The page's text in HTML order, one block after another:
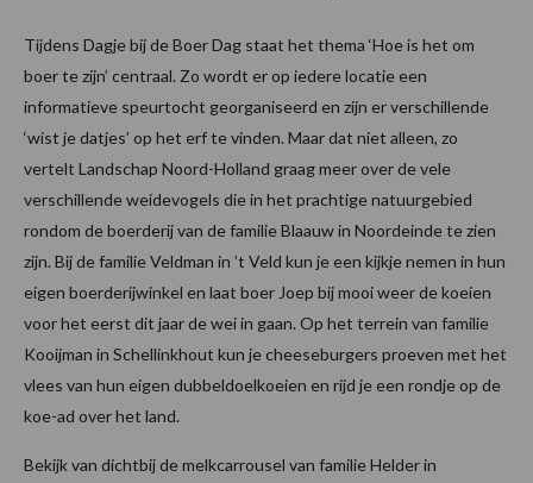
Tijdens Dagje bij de Boer Dag staat het thema ‘Hoe is het om
boer te zijn’ centraal. Zo wordt er op iedere locatie een
informatieve speurtocht georganiseerd en zijn er verschillende
‘wist je datjes’ op het erf te vinden. Maar dat niet alleen, zo
vertelt Landschap Noord-Holland graag meer over de vele
verschillende weidevogels die in het prachtige natuurgebied
rondom de boerderij van de familie Blaauw in Noordeinde te zien
zijn. Bij de familie Veldman in ’t Veld kun je een kijkje nemen in hun
eigen boerderijwinkel en laat boer Joep bij mooi weer de koeien
voor het eerst dit jaar de wei in gaan. Op het terrein van familie
Kooijman in Schellinkhout kun je cheeseburgers proeven met het
vlees van hun eigen dubbeldoelkoeien en rijd je een rondje op de
koe-ad over het land.
Bekijk van dichtbij de melkcarrousel van familie Helder in